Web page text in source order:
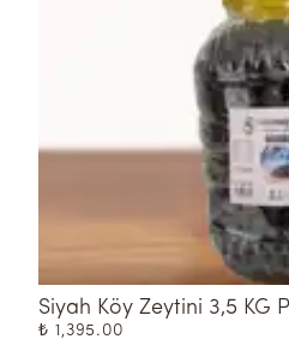
Siyah Köy Zeytini 3,5 KG
₺ 1,395.00